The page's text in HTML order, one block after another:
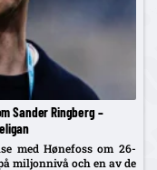
Sander Ringberg –
med Hønefoss om 26-
miljonnivå och en av de